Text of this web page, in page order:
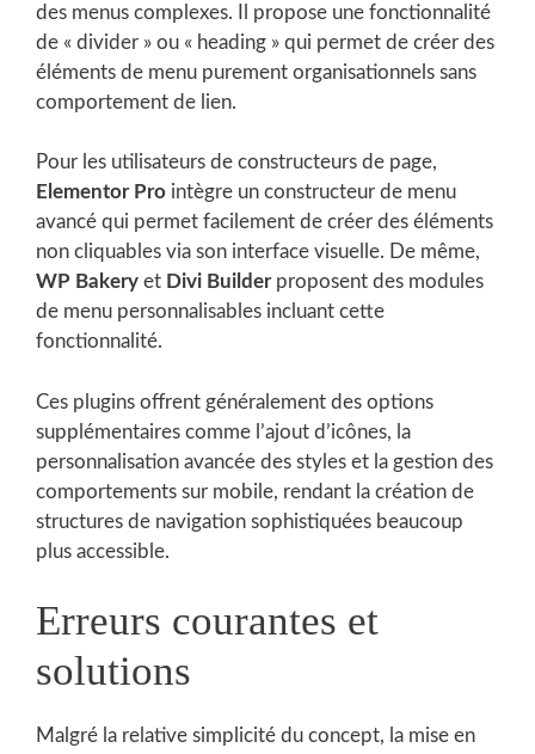
des menus complexes. Il propose une fonctionnalité
de « divider » ou « heading » qui permet de créer des
éléments de menu purement organisationnels sans
comportement de lien.
Pour les utilisateurs de constructeurs de page,
Elementor Pro intègre un constructeur de menu
avancé qui permet facilement de créer des éléments
non cliquables via son interface visuelle. De même,
WP Bakery et Divi Builderproposent des modules
de menu personnalisables incluant cette
fonctionnalité.
Ces plugins offrent généralement des options
supplémentaires comme l’ajout d’icônes, la
personnalisation avancée des styles et la gestion des
comportements sur mobile, rendant la création de
structures de navigation sophistiquées beaucoup
plus accessible.
Erreurs courantes et
solutions
Malgré la relative simplicité du concept, la mise en